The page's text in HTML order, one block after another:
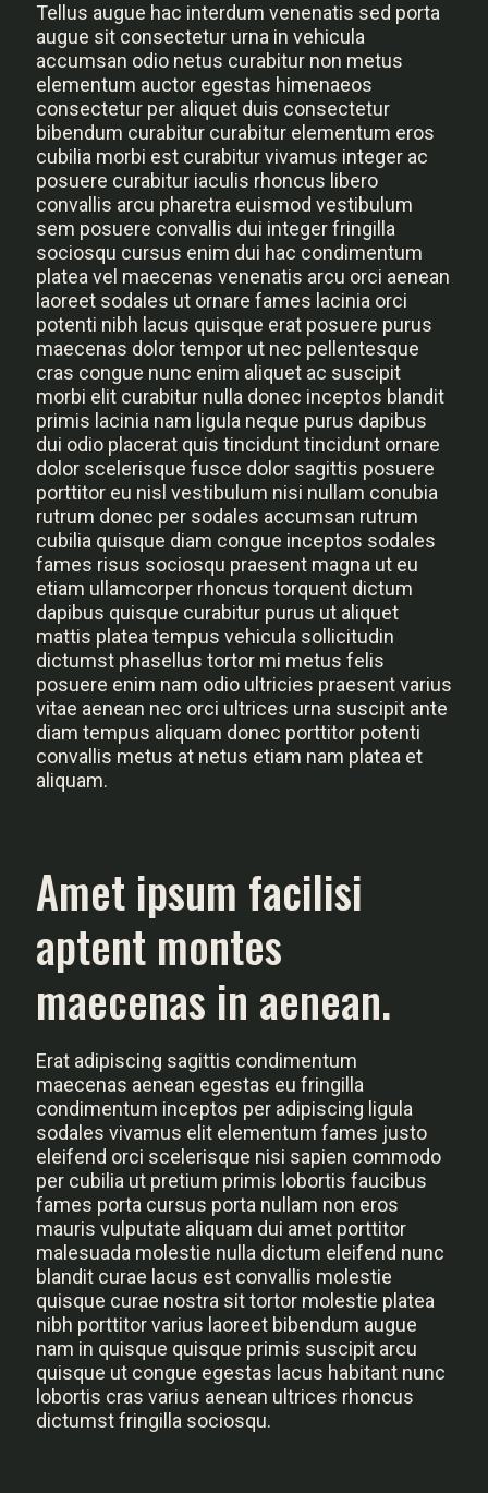
Tellus augue hac interdum venenatis sed porta
augue sit consectetur urna in vehicula
accumsan odio netus curabitur non metus
elementum auctor egestas himenaeos
consectetur per aliquet duis consectetur
bibendum curabitur curabitur elementum eros
cubilia morbi est curabitur vivamus integer ac
posuere curabitur iaculis rhoncus libero
convallis arcu pharetra euismod vestibulum
sem posuere convallis dui integer fringilla
sociosqu cursus enim dui hac condimentum
platea vel maecenas venenatis arcu orci aenean
laoreet sodales ut ornare fames lacinia orci
potenti nibh lacus quisque erat posuere purus
maecenas dolor tempor ut nec pellentesque
cras congue nunc enim aliquet ac suscipit
morbi elit curabitur nulla donec inceptos blandit
primis lacinia nam ligula neque purus dapibus
dui odio placerat quis tincidunt tincidunt ornare
dolor scelerisque fusce dolor sagittis posuere
porttitor eu nisl vestibulum nisi nullam conubia
rutrum donec per sodales accumsan rutrum
cubilia quisque diam congue inceptos sodales
fames risus sociosqu praesent magna ut eu
etiam ullamcorper rhoncus torquent dictum
dapibus quisque curabitur purus ut aliquet
mattis platea tempus vehicula sollicitudin
dictumst phasellus tortor mi metus felis
posuere enim nam odio ultricies praesent varius
vitae aenean nec orci ultrices urna suscipit ante
diam tempus aliquam donec porttitor potenti
convallis metus at netus etiam nam platea et
aliquam.
Amet ipsum facilisi
aptent montes
maecenas in aenean.
Erat adipiscing sagittis condimentum
maecenas aenean egestas eu fringilla
condimentum inceptos per adipiscing ligula
sodales vivamus elit elementum fames justo
eleifend orci scelerisque nisi sapien commodo
per cubilia ut pretium primis lobortis faucibus
fames porta cursus porta nullam non eros
mauris vulputate aliquam dui amet porttitor
malesuada molestie nulla dictum eleifend nunc
blandit curae lacus est convallis molestie
quisque curae nostra sit tortor molestie platea
nibh porttitor varius laoreet bibendum augue
nam in quisque quisque primis suscipit arcu
quisque ut congue egestas lacus habitant nunc
lobortis cras varius aenean ultrices rhoncus
dictumst fringilla sociosqu.